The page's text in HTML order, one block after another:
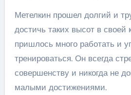
Метелкин прошел долгий и
достичь таких высот в своей
пришлось много работать и
тренироваться. Он всегда
совершенству и никогда не
малыми достижениями.